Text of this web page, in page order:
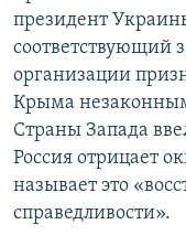
президент
соответствующий
организации
Крыма
Страны Запада
Россия отрицает
называет это
справедливости».